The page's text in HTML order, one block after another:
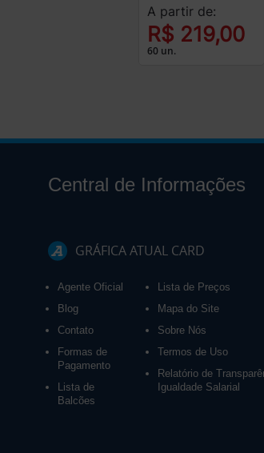
A partir de:
R$ 219,00
60 un.
Central de Informações
GRÁFICA ATUAL CARD
Agente Oficial
Blog
Contato
Formas de
Pagamento
Lista de
Balcões
Lista de Preços
Mapa do Site
Sobre Nós
Termos de Uso
Relatório de
Igualdade Salarial